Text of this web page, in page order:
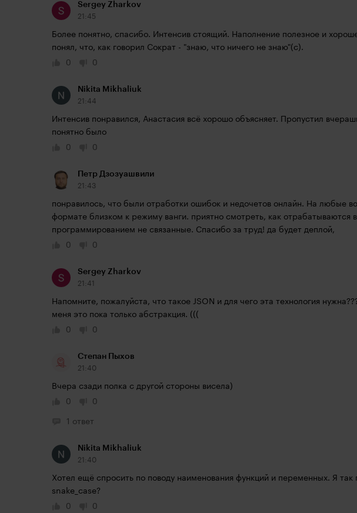
Sergey Zharkov
21:45
Более понятно, спасибо. Интенсив стоящий. Наполнение полезное и
понял, что, как говорил Сократ - "знаю, что ничего не знаю"(с).
0
0
Nikita Mikhaliuk
21:44
Интенсив понравился, Анастасия всё хорошо объясняет. Пропустил
понятно было
0
0
Петр Дзозуашвили
21:43
понравилось, что были отработки ошибок и недочетов онлайн. На любые
формате близком к режиму ванги. приятно смотреть, как отрабатываются
программированием не связанные. Спасибо за труд! да будет деплой,
0
0
Sergey Zharkov
21:41
Напомните, пожалуйста, что такое JSON и для чего эта технология
меня это пока только абстракция. (((
0
0
Степан Пыхов
21:40
Вчера сзади полка с другой стороны висела)
0
0
1 ответ
Nikita Mikhaliuk
21:40
Хотел ещё спросить по поводу наименования функций и переменных. Я так
snake_case?
0
0